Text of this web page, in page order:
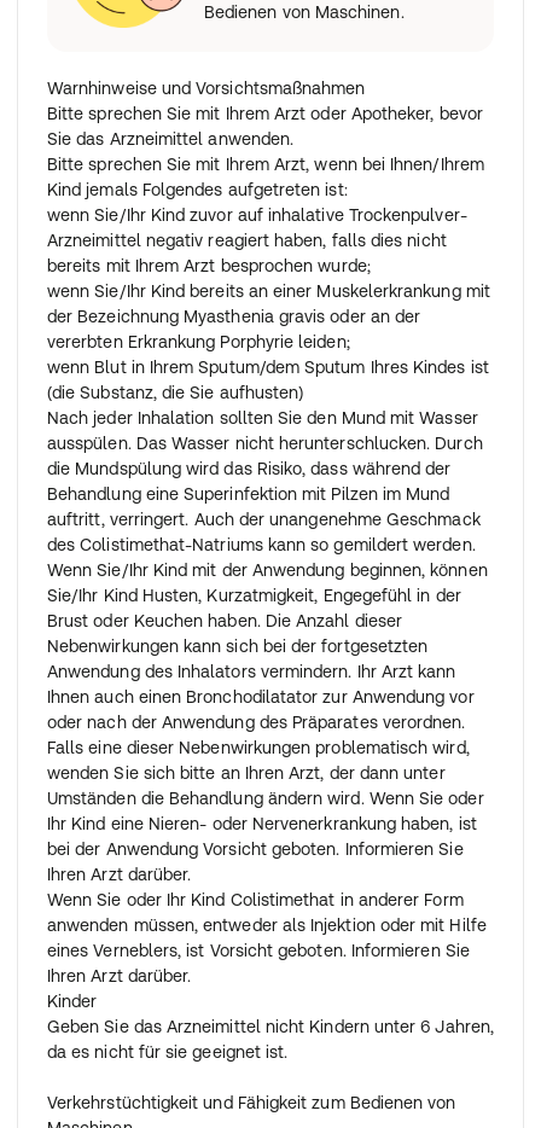
Bedienen von Maschinen.
Warnhinweise und Vorsichtsmaßnahmen
Bitte sprechen Sie mit Ihrem Arzt oder Apotheker, bevor
Sie das Arzneimittel anwenden.
Bitte sprechen Sie mit Ihrem Arzt, wenn bei Ihnen/Ihrem
Kind jemals Folgendes aufgetreten ist:
wenn Sie/Ihr Kind zuvor auf inhalative Trockenpulver-
Arzneimittel negativ reagiert haben, falls dies nicht
bereits mit Ihrem Arzt besprochen wurde;
wenn Sie/Ihr Kind bereits an einer Muskelerkrankung mit
der Bezeichnung Myasthenia gravis oder an der
vererbten Erkrankung Porphyrie leiden;
wenn Blut in Ihrem Sputum/dem Sputum Ihres Kindes ist
(die Substanz, die Sie aufhusten)
Nach jeder Inhalation sollten Sie den Mund mit Wasser
ausspülen. Das Wasser nicht herunterschlucken. Durch
die Mundspülung wird das Risiko, dass während der
Behandlung eine Superinfektion mit Pilzen im Mund
auftritt, verringert. Auch der unangenehme Geschmack
des Colistimethat-Natriums kann so gemildert werden.
Wenn Sie/Ihr Kind mit der Anwendung beginnen, können
Sie/Ihr Kind Husten, Kurzatmigkeit, Engegefühl in der
Brust oder Keuchen haben. Die Anzahl dieser
Nebenwirkungen kann sich bei der fortgesetzten
Anwendung des Inhalators vermindern. Ihr Arzt kann
Ihnen auch einen Bronchodilatator zur Anwendung vor
oder nach der Anwendung des Präparates verordnen.
Falls eine dieser Nebenwirkungen problematisch wird,
wenden Sie sich bitte an Ihren Arzt, der dann unter
Umständen die Behandlung ändern wird. Wenn Sie oder
Ihr Kind eine Nieren- oder Nervenerkrankung haben, ist
bei der Anwendung Vorsicht geboten. Informieren Sie
Ihren Arzt darüber.
Wenn Sie oder Ihr Kind Colistimethat in anderer Form
anwenden müssen, entweder als Injektion oder mit Hilfe
eines Verneblers, ist Vorsicht geboten. Informieren Sie
Ihren Arzt darüber.
Kinder
Geben Sie das Arzneimittel nicht Kindern unter 6 Jahren,
da es nicht für sie geeignet ist.
Verkehrstüchtigkeit und Fähigkeit zum Bedienen von